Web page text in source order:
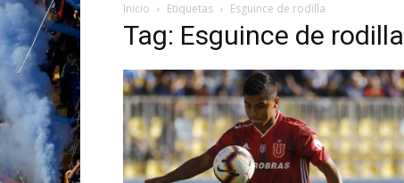
Inicio Etiquetas Esguince de rodilla
Tag: Esguince de rodilla